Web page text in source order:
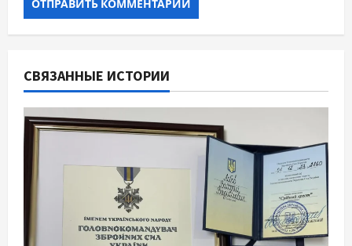
СВЯЗАННЫЕ ИСТОРИИ